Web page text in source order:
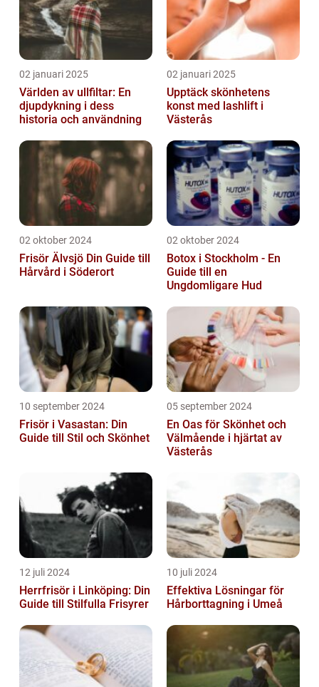
02 januari 2025
Världen av ullfiltar: En
djupdykning i dess
historia och användning
02 januari 2025
Upptäck skönhetens
konst med lashlift i
Västerås
02 oktober 2024
Frisör Älvsjö Din Guide till
Hårvård i Söderort
02 oktober 2024
Botox i Stockholm - En
Guide till en
Ungdomligare Hud
10 september 2024
Frisör i Vasastan: Din
Guide till Stil och Skönhet
05 september 2024
En Oas för Skönhet och
Välmående i hjärtat av
Västerås
12 juli 2024
Herrfrisör i Linköping: Din
Guide till Stilfulla Frisyrer
10 juli 2024
Effektiva Lösningar för
Hårborttagning i Umeå